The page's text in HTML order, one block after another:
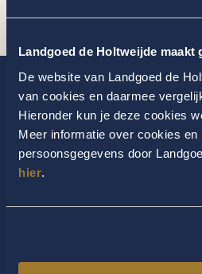
Landgoed de Holtweijde maakt
De website van Landgoed de
van cookies en daarmee
Hieronder kun je deze cookies
Meer informatie over cookies en
persoonsgegevens door
hier.